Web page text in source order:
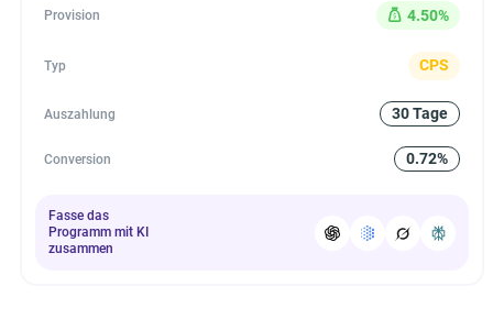
Provision 4.50%
Typ CPS
Auszahlung 30 Tage
Conversion 0.72%
Fasse das
Programm mit KI
zusammen